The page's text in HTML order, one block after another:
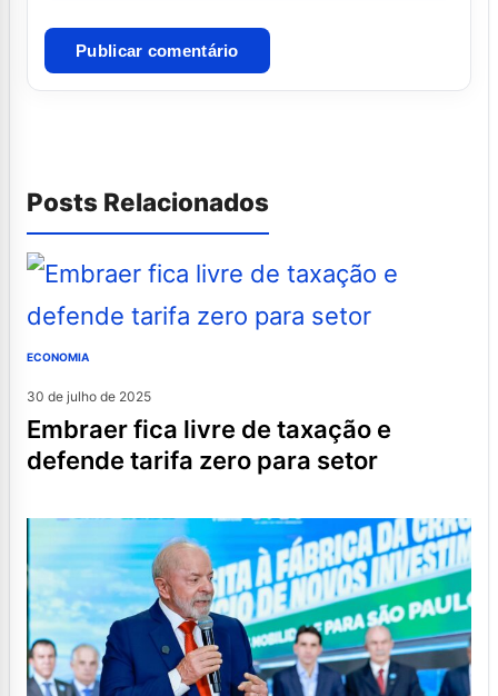
Posts Relacionados
ECONOMIA
30 de julho de 2025
embraer fica livre de taxação e
defende tarifa zero para setor